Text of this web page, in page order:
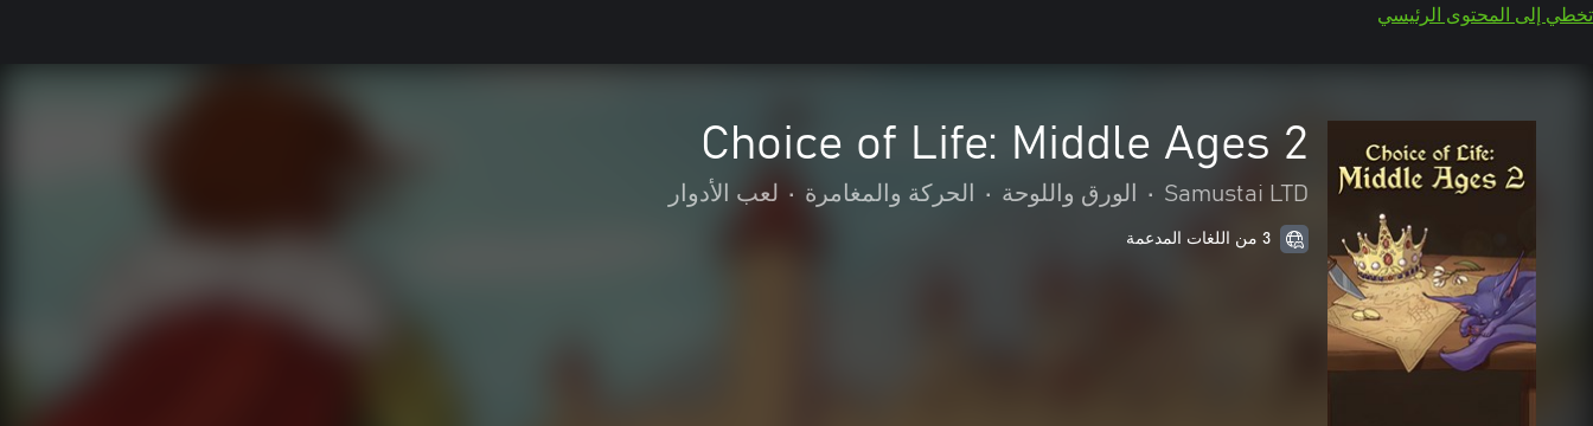
تخطي إلى المحتوى الرئيسي
Choice of Life: Middle Ages 2
Samustai LTD
• الورق واللوحة • الحركة والمغامرة • لعب الأدوار
3 من اللغات المدعمة